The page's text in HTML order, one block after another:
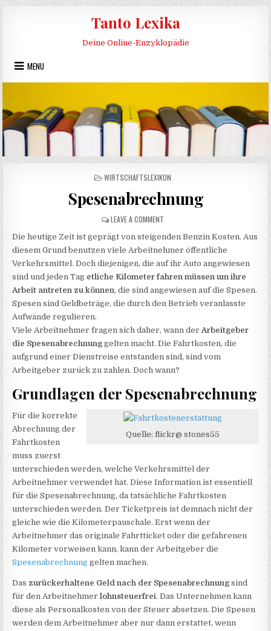
Skip to content
Tanto Lexika
Deine Online-Enzyklopädie
MENU
POSTED IN
WIRTSCHAFTSLEXIKON
Spesenabrechnung
LEAVE A COMMENTON SPESENABRECHNUNG
Die heutige Zeit ist geprägt von steigenden Benzin Kosten. Aus
diesem Grund benutzen viele Arbeitnehmer öffentliche
Verkehrsmittel. Doch diejenigen, die auf ihr Auto angewiesen
sind und jeden Tag etliche Kilometer fahren müssen um ihre
Arbeit antreten zu können, die sind angewiesen auf die Spesen.
Spesen sind Geldbeträge, die durch den Betrieb veranlasste
Aufwände regulieren.
Viele Arbeitnehmer fragen sich daher, wann derArbeitgeber
die Spesenabrechnung gelten macht. Die Fahrtkosten, die
aufgrund einer Dienstreise entstanden sind, sind vom
Arbeitgeber zurück zu zahlen. Doch wann?
Grundlagen der Spesenabrechnung
Quelle: flickr@ stones55
Für die korrekte
Abrechnung der
Fahrtkosten
muss zuerst
unterschieden werden, welche Verkehrsmittel der
Arbeitnehmer verwendet hat. Diese Information ist essentiell
für die Spesenabrechnung, da tatsächliche Fahrtkosten
unterschieden werden. Der Ticketpreis ist demnach nicht der
gleiche wie die Kilometerpauschale. Erst wenn der
Arbeitnehmer das originale Fahrtticket oder die gefahrenen
Kilometer vorweisen kann, kann der Arbeitgeber die
Spesenabrechnung gelten machen.
Das zurückerhaltene Geld nach der Spesenabrechnungsind
für den Arbeitnehmer lohnsteuerfrei. Das Unternehmen kann
diese als Personalkosten von der Steuer absetzen. Die Spesen
werden dem Arbeitnehmer aber nur dann erstattet, wenn